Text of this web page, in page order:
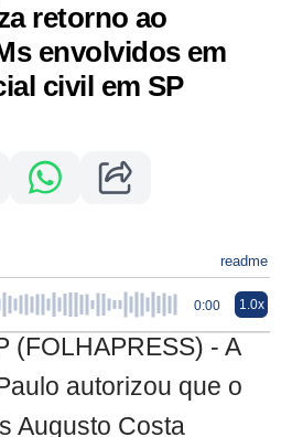
retorno ao
envolvidos em
civil em SP
readme
0:00 1.0x
(FOLHAPRESS) - A
autorizou que o
Augusto Costa